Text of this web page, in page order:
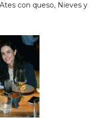
con queso, Nieves y